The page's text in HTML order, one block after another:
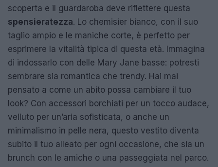
scoperta e il guardaroba deve riflettere questa
spensieratezza. Lo chemisier bianco, con il suo
taglio ampio e le maniche corte, è perfetto per
esprimere la vitalità tipica di questa età. Immagina
di indossarlo con delle Mary Jane basse: potresti
sembrare sia romantica che trendy. Hai mai
pensato a come un abito possa cambiare il tuo
look? Con accessori borchiati per un tocco audace,
velluto per un’aria sofisticata, o anche un
minimalismo in pelle nera, questo vestito diventa
subito il tuo alleato per ogni occasione, che sia un
brunch con le amiche o una passeggiata nel parco.